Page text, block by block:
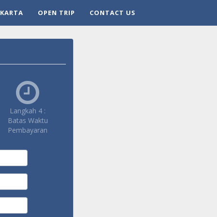
OPEN TRIP CONTACT US
Langkah 4 :
Batas Waktu
Pembayaran